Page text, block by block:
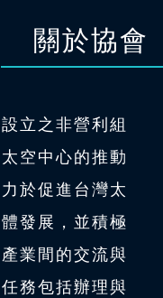
關於協會
立之非營利組
空中心的推動
於促進台灣太
發展，並積極
業間的交流與
務包括辦理與